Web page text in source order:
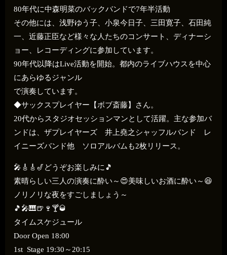
80年代に中森明菜のバックバンドで7年半活動
その他には、浅野ゆう子、小泉今日子、三田寛子、石田純
一、近藤正臣など様々な人たちのコンサート、ディナーシ
ョー、レコーディングに参加しています。
90年代以降はLive活動を開始。都内のライブハウスを中心
にあらゆるジャンル
で演奏しています。
◆サックスプレイヤー【ボブ斎藤】さん。
20代からスタジオセッションマンとして活躍。主な参加バ
ンドは、ザプレイヤーズ 井上堯之シャッフルバンド レ
イニーズバンド他 ソロアルバムも2枚リリース。
🎤🎸🎸🎷どうぞお楽しみに🎵
素晴らしい三人の演奏に酔い～😍美味しいお酒に酔い～😆
ノリノリな夜をすごしましょう～
🎵🎤🎹🍺🍷🍸🥃
タイムスケジュール
Door Open 18:00
1st Stage 19:30～20:15